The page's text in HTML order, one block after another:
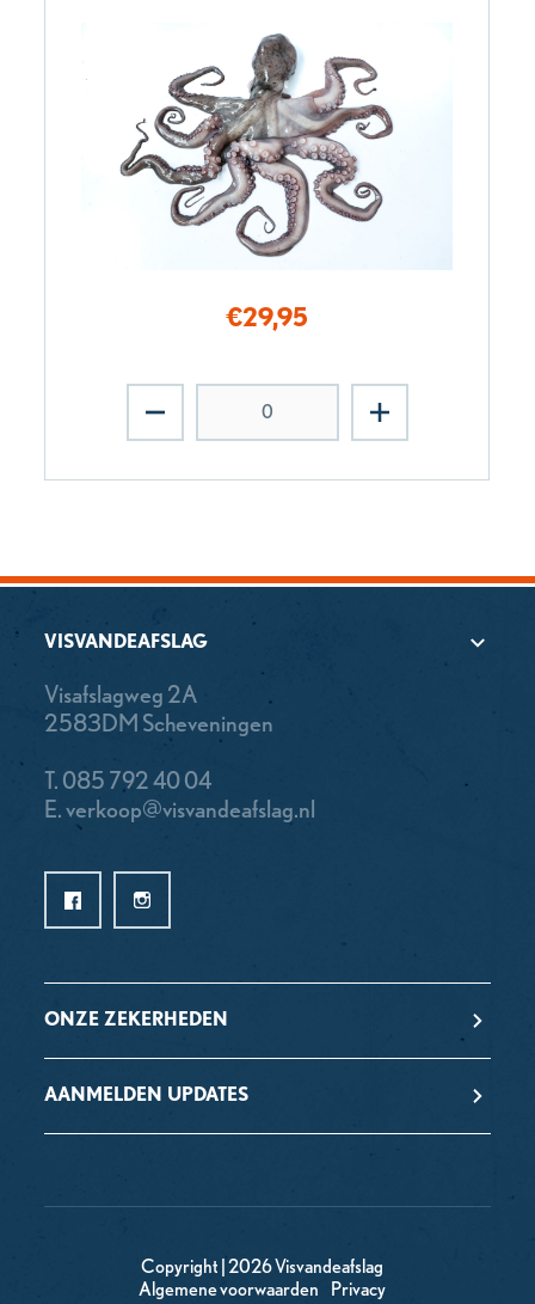
€29,95
VISVANDEAFSLAG
Visafslagweg 2A
2583DM Scheveningen
T. 085 792 40 04
E.verkoop@visvandeafslag.nl
ONZE ZEKERHEDEN
AANMELDEN UPDATES
Copyright | 2026 Visvandeafslag
Algemene voorwaarden
Privacy